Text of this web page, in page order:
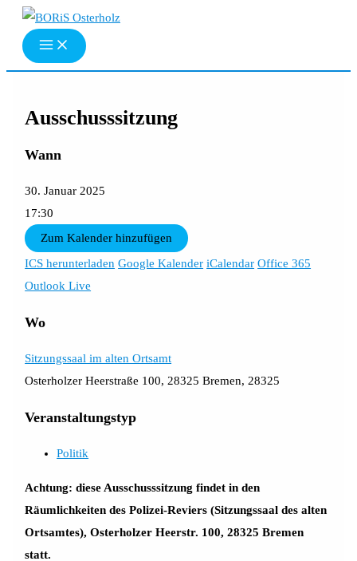
Zum
Inhalt
springen
Ausschusssitzung
Wann
30. Januar 2025
17:30
Zum Kalender hinzufügen
ICS herunterladen Google Kalender iCalendar Office 365
Outlook Live
Wo
Sitzungssaal im alten Ortsamt
Osterholzer Heerstraße 100, 28325 Bremen, 28325
Veranstaltungstyp
Politik
Achtung: diese Ausschusssitzung findet in den
Räumlichkeiten des Polizei-Reviers (Sitzungssaal des alten
Ortsamtes), Osterholzer Heerstr. 100, 28325 Bremen
statt.